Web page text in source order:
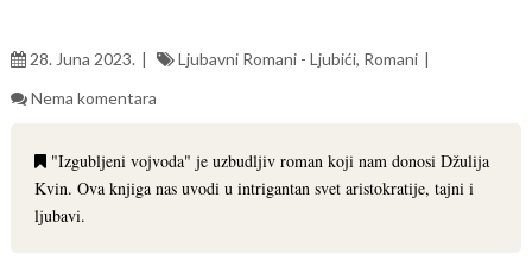
28. Juna 2023. Ljubavni Romani - Ljubići, Romani
Nema komentara
"Izgubljeni vojvoda" je uzbudljiv roman koji nam donosi Džulija
Kvin. Ova knjiga nas uvodi u intrigantan svet aristokratije, tajni i
ljubavi.